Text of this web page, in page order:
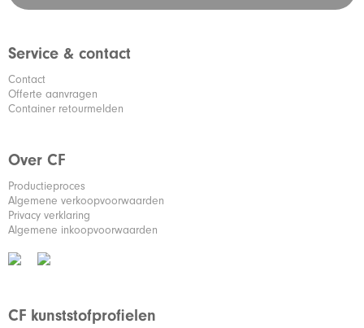
Service & contact
Contact
Offerte aanvragen
Container retourmelden
Over CF
Productieproces
Algemene verkoopvoorwaarden
Privacy verklaring
Algemene inkoopvoorwaarden
CF kunststofprofielen